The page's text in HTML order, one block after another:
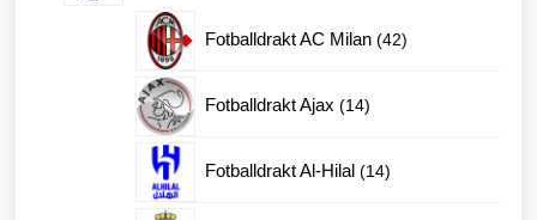
Fotballdrakt AC Milan 4242
Fotballdrakt Ajax 1414
Fotballdrakt Al-Hilal 1414